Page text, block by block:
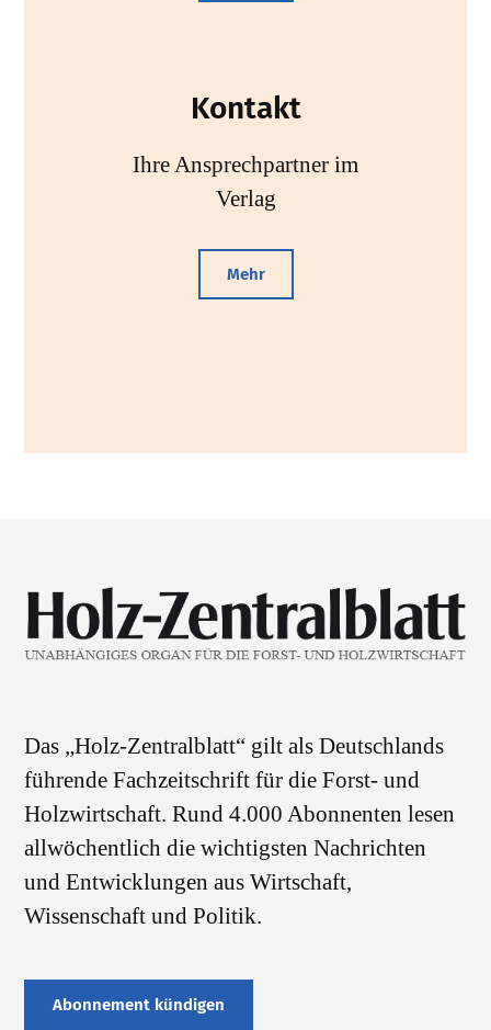
Kontakt
Ihre Ansprechpartner im
Verlag
Mehr
Das „Holz-Zentralblatt“ gilt als Deutschlands
führende Fachzeitschrift für die Forst- und
Holzwirtschaft. Rund 4.000 Abonnenten lesen
allwöchentlich die wichtigsten Nachrichten
und Entwicklungen aus Wirtschaft,
Wissenschaft und Politik.
Abonnement kündigen